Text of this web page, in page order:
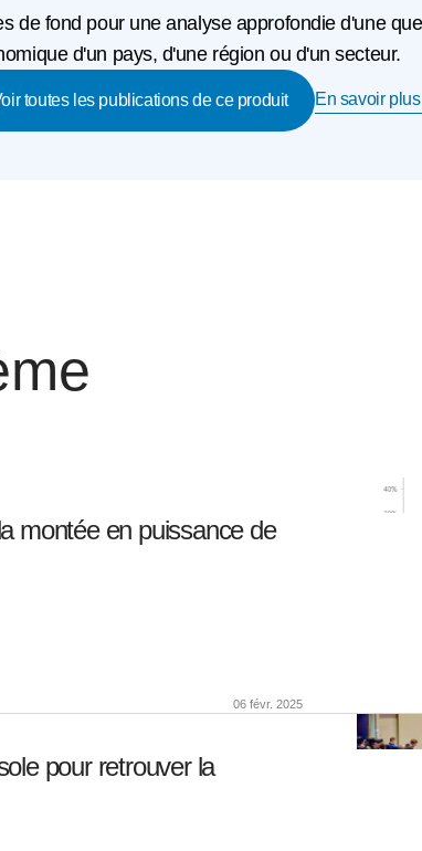
de fond pour une analyse approfondie d'une
d'un pays, d'une région ou d'un secteur.
toutes les publications de ce produit En savoir
montée en puissance de
06 févr. 2025
pour retrouver la